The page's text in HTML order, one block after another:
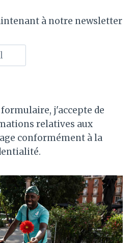
à notre newsletter
j'accepte de
relatives aux
conformément à la